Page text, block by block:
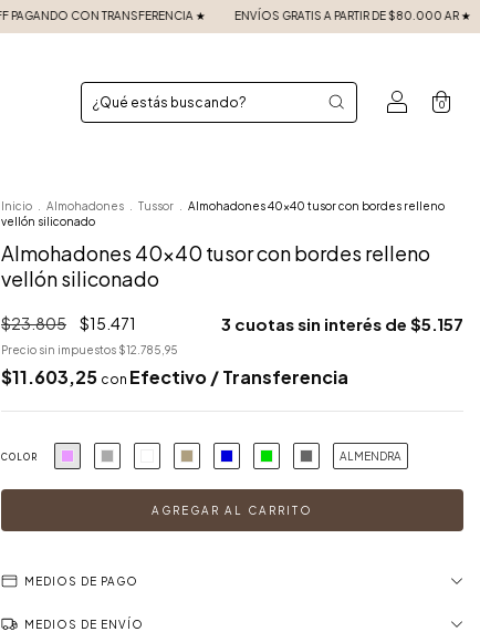
ENVÍOS GRATIS A PARTIR DE $80.000 AR ★ 3 CUOTAS SIN INTERÉS ★
0
Inicio Almohadones Tussor
Almohadones 40x40 tusor con bordes relleno
vellón siliconado
Almohadones 40x40 tusor con bordes relleno
vellón siliconado
$23.805 $15.471 3 cuotas sin interés de $5.157
Precio sin impuestos $12.785,95
$11.603,25 con Efectivo / Transferencia
COLOR ALMENDRA
MEDIOS DE PAGO
MEDIOS DE ENVÍO